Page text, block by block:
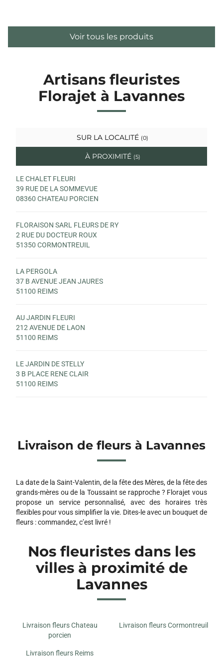
Voir tous les produits
Artisans fleuristes
Florajet à Lavannes
SUR LA LOCALITÉ (0)
À PROXIMITÉ (5)
LE CHALET FLEURI
39 RUE DE LA SOMMEVUE
08360 CHATEAU PORCIEN
FLORAISON SARL FLEURS DE RY
2 RUE DU DOCTEUR ROUX
51350 CORMONTREUIL
LA PERGOLA
37 B AVENUE JEAN JAURES
51100 REIMS
AU JARDIN FLEURI
212 AVENUE DE LAON
51100 REIMS
LE JARDIN DE STELLY
3 B PLACE RENE CLAIR
51100 REIMS
Livraison de fleurs à Lavannes
La date de la Saint-Valentin, de la fête des Mères, de la fête des
grands-mères ou de la Toussaint se rapproche ? Florajet vous
propose un service personnalisé, avec des horaires très
flexibles pour vous simplifier la vie. Dites-le avec un bouquet de
fleurs : commandez, c’est livré !
Nos fleuristes dans les
villes à proximité de
Lavannes
Livraison fleurs Chateau
porcien
Livraison fleurs Cormontreuil
Livraison fleurs Reims